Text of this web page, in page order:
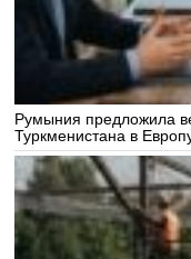
Румыния предложила
Туркменистана в